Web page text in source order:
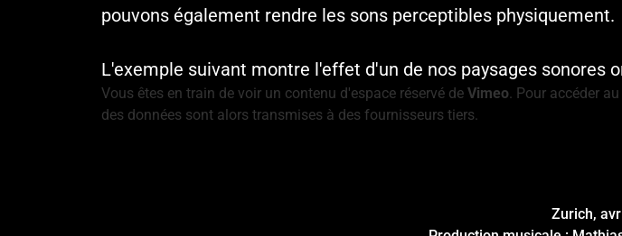
pouvons également rendre les sons perceptibles physiquement.
L'exemple suivant montre l'effet d'un de nos paysages sonores
Vous êtes en train de voir un contenu d'espace réservé de Vimeo. Pour accéder
des données sont alors transmises à des fournisseurs tiers.
Zurich,